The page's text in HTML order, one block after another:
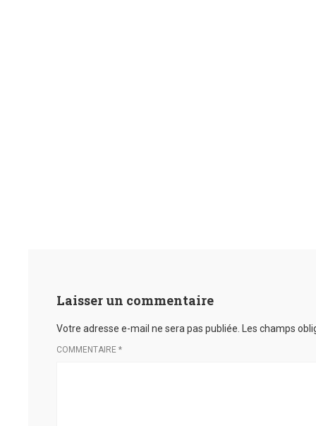
Laisser un commentaire
Votre adresse e-mail ne sera pas publiée. Les champs
COMMENTAIRE *